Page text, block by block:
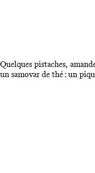
Quelques pistaches,
un samovar de thé : un